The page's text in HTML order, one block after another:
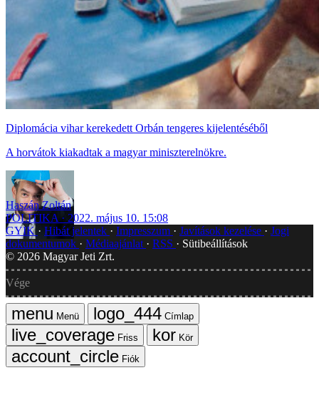
Diplomácia vihar kerekedett Orbán tengeres kijelentéséből
A horvátok kiakadtak a magyar miniszterelnökre.
Haszán Zoltán
POLITIKA
2022. május 10. 15:08
GYIK
Hibát jelentek Impresszum Javítások kezelése
Jogi
dokumentumok
Médiaajánlat RSS
Sütibeállítások
© 2026 Magyar Jeti Zrt.
Vége
Menü
Címlap
Friss
Kör
Fiók